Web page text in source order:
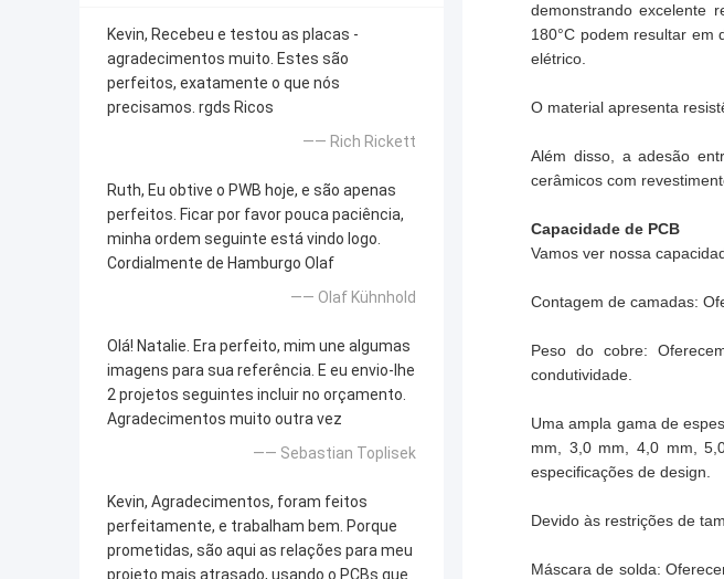
Kevin, Recebeu e testou as placas -
agradecimentos muito. Estes são
perfeitos, exatamente o que nós
precisamos. rgds Ricos
—— Rich Rickett
Ruth, Eu obtive o PWB hoje, e são apenas
perfeitos. Ficar por favor pouca paciência,
minha ordem seguinte está vindo logo.
Cordialmente de Hamburgo Olaf
—— Olaf Kühnhold
Olá! Natalie. Era perfeito, mim une algumas
imagens para sua referência. E eu envio-lhe
2 projetos seguintes incluir no orçamento.
Agradecimentos muito outra vez
—— Sebastian Toplisek
Kevin, Agradecimentos, foram feitos
perfeitamente, e trabalham bem. Porque
prometidas, são aqui as relações para meu
projeto mais atrasado, usando o PCBs que
demonstrando excelente
180°C podem resultar em
elétrico.
O material apresenta
Além disso, a adesão
cerâmicos com
Capacidade de PCB
Vamos ver nossa
Contagem de camadas:
Peso do cobre:
condutividade.
Uma ampla gama de
mm, 3,0 mm, 4,0 mm,
especificações de design.
Devido às restrições de
Máscara de solda: